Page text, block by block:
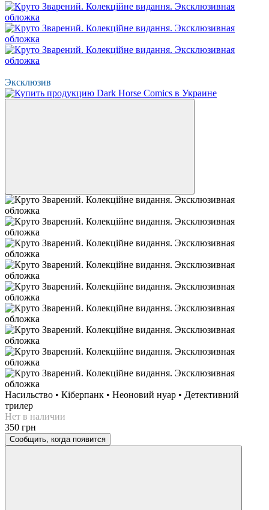
Эксклюзив
Насильство • Кіберпанк • Неоновий нуар • Детективний
трилер
Нет в наличии
350 грн
Сообщить, когда появится